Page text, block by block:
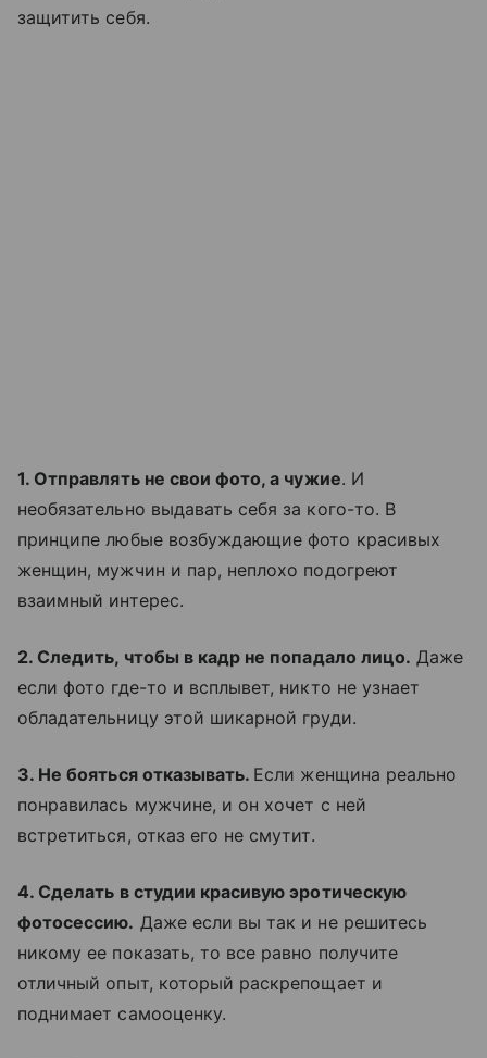
защитить себя.
1. Отправлять не свои фото, а чужие. И
необязательно выдавать себя за кого-то. В
принципе любые возбуждающие фото красивых
женщин, мужчин и пар, неплохо подогреют
взаимный интерес.
2. Следить, чтобы в кадр не попадало лицо. Даже
если фото где-то и всплывет, никто не узнает
обладательницу этой шикарной груди.
3. Не бояться отказывать. Если женщина реально
понравилась мужчине, и он хочет с ней
встретиться, отказ его не смутит.
4. Сделать в студии красивую эротическую
фотосессию. Даже если вы так и не решитесь
никому ее показать, то все равно получите
отличный опыт, который раскрепощает и
поднимает самооценку.